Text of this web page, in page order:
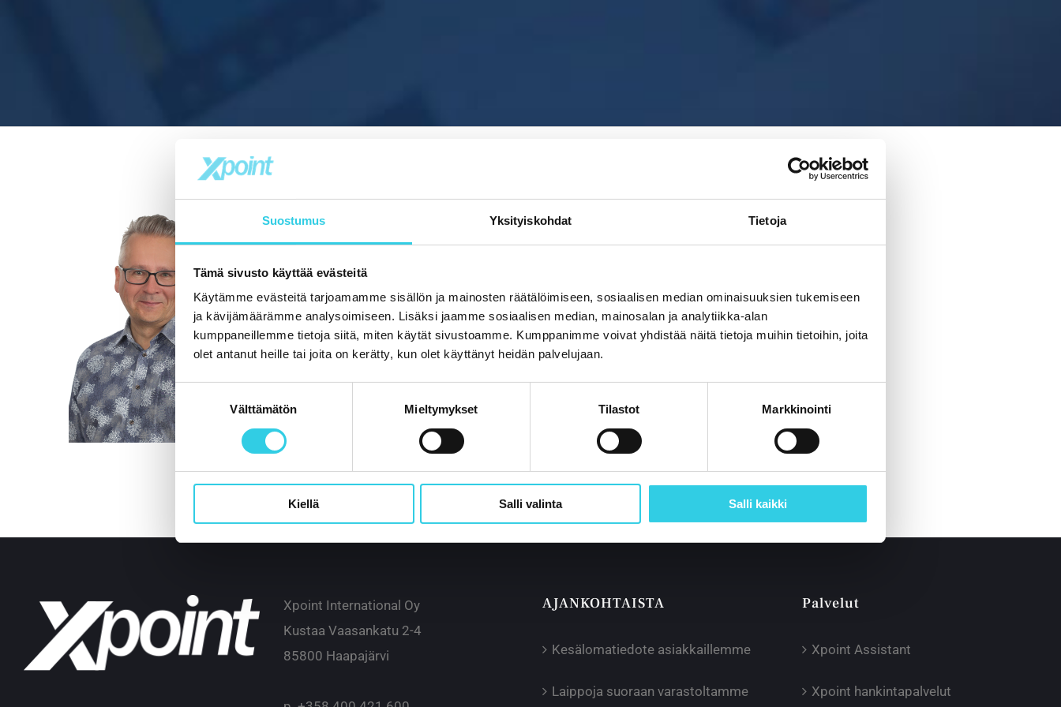
Suostumus Yksityiskohdat Tietoja
Tämä sivusto käyttää evästeitä
Käytämme evästeitä tarjoamamme sisällön ja mainosten räätälöimiseen, sosiaalisen median ominaisuuksien tukemiseen
ja kävijämäärämme analysoimiseen. Lisäksi jaamme sosiaalisen median, mainosalan ja analytiikka-alan
kumppaneillemme tietoja siitä, miten käytät sivustoamme. Kumppanimme voivat yhdistää näitä tietoja muihin tietoihin, joita
olet antanut heille tai joita on kerätty, kun olet käyttänyt heidän palvelujaan.
Suostumuksen
valinta
Välttämätön Mieltymykset Tilastot Markkinointi
Kiellä Salli valinta Salli kaikki
Xpoint International Oy
Kustaa Vaasankatu 2-4
85800 Haapajärvi
AJANKOHTAISTA
Kesälomatiedote asiakkaillemme
Laippoja suoraan varastoltamme
Palvelut
Xpoint Assistant
Xpoint hankintapalvelut